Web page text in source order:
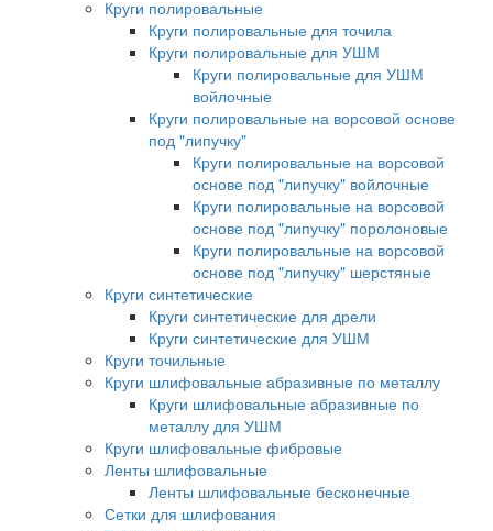
Круги полировальные
Круги полировальные для точила
Круги полировальные для УШМ
Круги полировальные для УШМ
войлочные
Круги полировальные на ворсовой основе
под "липучку"
Круги полировальные на ворсовой
основе под "липучку" войлочные
Круги полировальные на ворсовой
основе под "липучку" поролоновые
Круги полировальные на ворсовой
основе под "липучку" шерстяные
Круги синтетические
Круги синтетические для дрели
Круги синтетические для УШМ
Круги точильные
Круги шлифовальные абразивные по металлу
Круги шлифовальные абразивные по
металлу для УШМ
Круги шлифовальные фибровые
Ленты шлифовальные
Ленты шлифовальные бесконечные
Сетки для шлифования